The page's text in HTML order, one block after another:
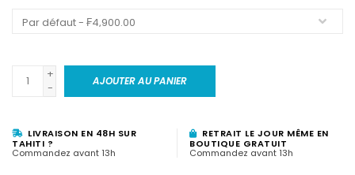
+
-
AJOUTER AU PANIER
LIVRAISON EN 48H SUR
TAHITI ?
Commandez avant 13h
RETRAIT LE JOUR MÊME EN
BOUTIQUE GRATUIT
Commandez avant 13h